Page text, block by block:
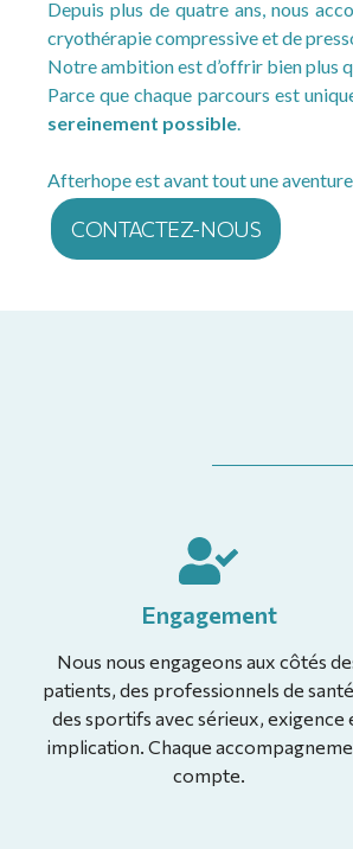
Depuis plus de quatre ans, nous
cryothérapie compressive et de
Notre ambition est d’offrir bien plus
Parce que chaque parcours est
sereinement possible.
Afterhope est avant tout une
CONTACTEZ-NOUS
Engagement
Nous nous engageons aux côtés
patients, des professionnels de
des sportifs avec sérieux, exigence
implication. Chaque
compte.